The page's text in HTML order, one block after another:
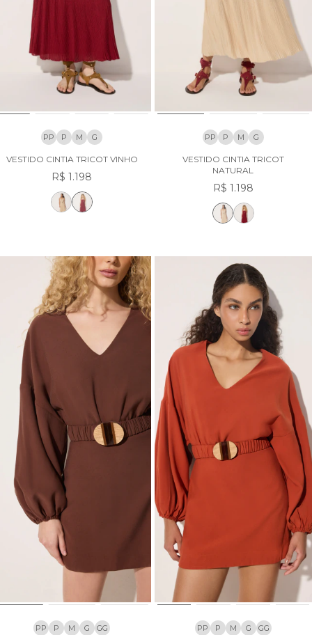
PP P M G
VESTIDO CINTIA TRICOT VINHO
R$ 1.198
PP P M G
VESTIDO CINTIA TRICOT
NATURAL
R$ 1.198
PP P M G GG PP P M G GG